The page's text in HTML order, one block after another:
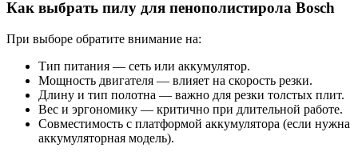
Как выбрать пилу для пенополистирола Bosch
При выборе обратите внимание на:
Тип питания — сеть или аккумулятор.
Мощность двигателя — влияет на скорость резки.
Длину и тип полотна — важно для резки толстых плит.
Вес и эргономику — критично при длительной работе.
Совместимость с платформой аккумулятора (если нужна
аккумуляторная модель).